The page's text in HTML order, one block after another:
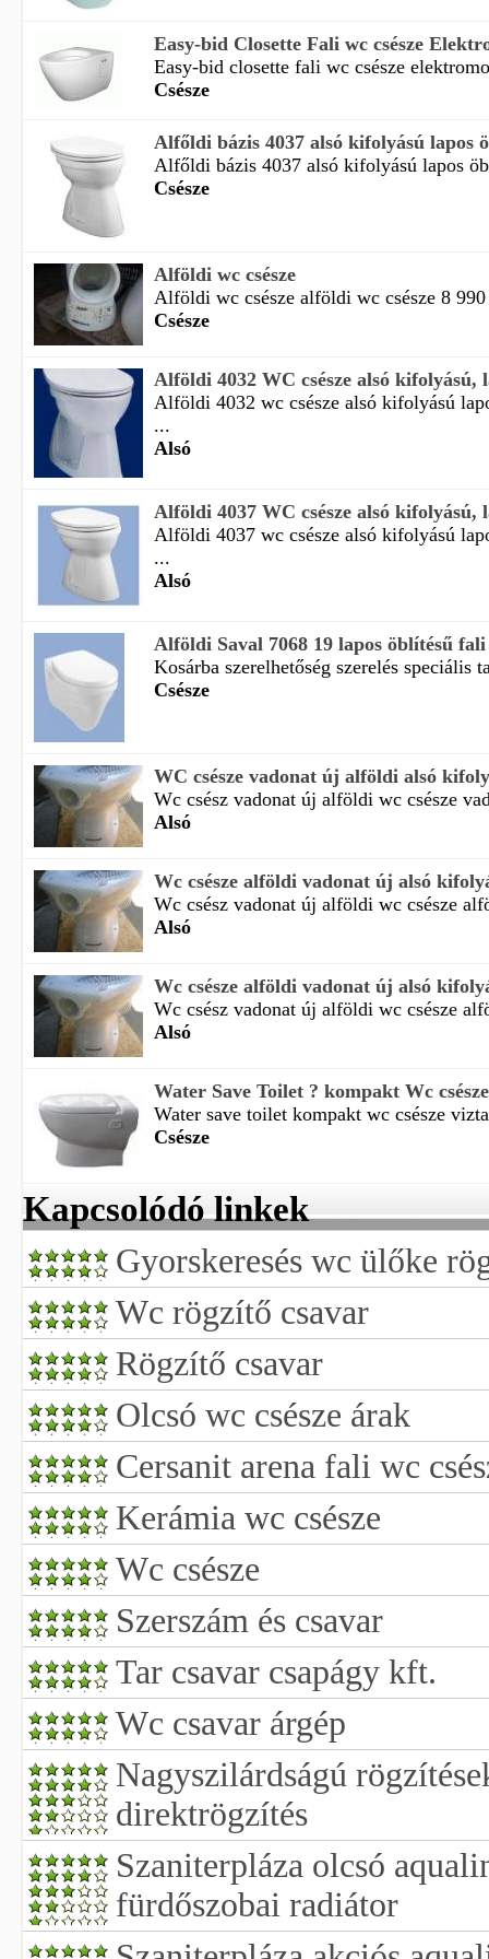
Easy-bid Closette Fali wc csésze
Easy-bid closette fali wc csésze
Csésze
Alfőldi bázis 4037 alsó kifolyású lapos
Alfőldi bázis 4037 alsó kifolyású lapos
Csésze
Alföldi wc csésze
Alföldi wc csésze alföldi wc csésze 8
Csésze
Alföldi 4032 WC csésze alsó kifolyású,
Alföldi 4032 wc csésze alsó kifolyású
...
Alsó
Alföldi 4037 WC csésze alsó kifolyású,
Alföldi 4037 wc csésze alsó kifolyású
...
Alsó
Alföldi Saval 7068 19 lapos öblítésű fali
Kosárba szerelhetőség szerelés speciális
Csésze
WC csésze vadonat új alföldi alsó
Wc csész vadonat új alföldi wc csésze
Alsó
Wc csésze alföldi vadonat új alsó
Wc csész vadonat új alföldi wc csésze
Alsó
Wc csésze alföldi vadonat új alsó
Wc csész vadonat új alföldi wc csésze
Alsó
Water Save Toilet ? kompakt Wc
Water save toilet kompakt wc csésze
Csésze
Kapcsolódó linkek
Gyorskeresés wc ülőke
Wc rögzítő csavar
Rögzítő csavar
Olcsó wc csésze árak
Cersanit arena fali wc
Kerámia wc csésze
Wc csésze
Szerszám és csavar
Tar csavar csapágy kft.
Wc csavar árgép
Nagyszilárdságú
direktrögzítés
Szaniterpláza olcsó
fürdőszobai radiátor